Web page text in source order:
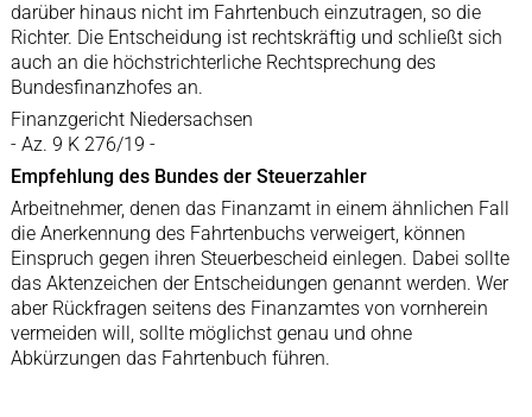
darüber hinaus nicht im Fahrtenbuch einzutragen, so die
Richter. Die Entscheidung ist rechtskräftig und schließt sich
auch an die höchstrichterliche Rechtsprechung des
Bundesfinanzhofes an.
Finanzgericht Niedersachsen
- Az. 9 K 276/19 -
Empfehlung des Bundes der Steuerzahler
Arbeitnehmer, denen das Finanzamt in einem ähnlichen Fall
die Anerkennung des Fahrtenbuchs verweigert, können
Einspruch gegen ihren Steuerbescheid einlegen. Dabei sollte
das Aktenzeichen der Entscheidungen genannt werden. Wer
aber Rückfragen seitens des Finanzamtes von vornherein
vermeiden will, sollte möglichst genau und ohne
Abkürzungen das Fahrtenbuch führen.